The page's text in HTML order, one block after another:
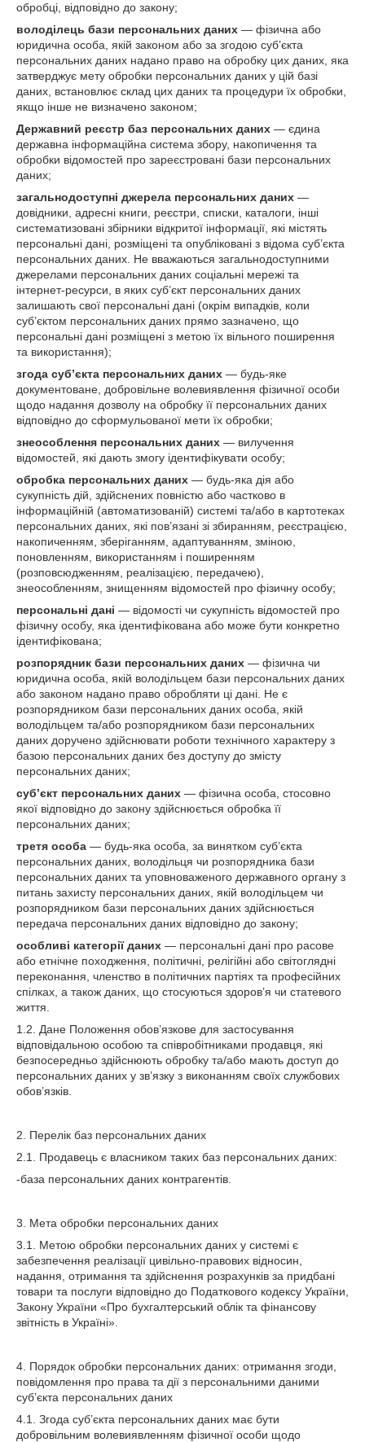
обробці, відповідно до закону;
володілець бази персональних даних — фізична або
юридична особа, якій законом або за згодою суб’єкта
персональних даних надано право на обробку цих даних, яка
затверджує мету обробки персональних даних у цій базі
даних, встановлює склад цих даних та процедури їх обробки,
якщо інше не визначено законом;
Державний реєстр баз персональних даних — єдина
державна інформаційна система збору, накопичення та
обробки відомостей про зареєстровані бази персональних
даних;
загальнодоступні джерела персональних даних —
довідники, адресні книги, реєстри, списки, каталоги, інші
систематизовані збірники відкритої інформації, які містять
персональні дані, розміщені та опубліковані з відома суб’єкта
персональних даних. Не вважаються загальнодоступними
джерелами персональних даних соціальні мережі та
інтернет-ресурси, в яких суб’єкт персональних даних
залишають свої персональні дані (окрім випадків, коли
суб’єктом персональних даних прямо зазначено, що
персональні дані розміщені з метою їх вільного поширення
та використання);
згода суб’єкта персональних даних — будь-яке
документоване, добровільне волевиявлення фізичної особи
щодо надання дозволу на обробку її персональних даних
відповідно до сформульованої мети їх обробки;
знеособлення персональних даних — вилучення
відомостей, які дають змогу ідентифікувати особу;
обробка персональних даних — будь-яка дія або
сукупність дій, здійснених повністю або частково в
інформаційній (автоматизованій) системі та/або в картотеках
персональних даних, які пов’язані зі збиранням, реєстрацією,
накопиченням, зберіганням, адаптуванням, зміною,
поновленням, використанням і поширенням
(розповсюдженням, реалізацією, передачею),
знеособленням, знищенням відомостей про фізичну особу;
персональні дані — відомості чи сукупність відомостей про
фізичну особу, яка ідентифікована або може бути конкретно
ідентифікована;
розпорядник бази персональних даних — фізична чи
юридична особа, якій володільцем бази персональних даних
або законом надано право обробляти ці дані. Не є
розпорядником бази персональних даних особа, якій
володільцем та/або розпорядником бази персональних
даних доручено здійснювати роботи технічного характеру з
базою персональних даних без доступу до змісту
персональних даних;
суб’єкт персональних даних — фізична особа, стосовно
якої відповідно до закону здійснюється обробка її
персональних даних;
третя особа — будь-яка особа, за винятком суб’єкта
персональних даних, володільця чи розпорядника бази
персональних даних та уповноваженого державного органу з
питань захисту персональних даних, якій володільцем чи
розпорядником бази персональних даних здійснюється
передача персональних даних відповідно до закону;
особливі категорії даних — персональні дані про расове
або етнічне походження, політичні, релігійні або світоглядні
переконання, членство в політичних партіях та професійних
спілках, а також даних, що стосуються здоров’я чи статевого
життя.
1.2. Дане Положення обов’язкове для застосування
відповідальною особою та співробітниками продавця, які
безпосередньо здійснюють обробку та/або мають доступ до
персональних даних у зв’язку з виконанням своїх службових
обов’язків.
2. Перелік баз персональних даних
2.1. Продавець є власником таких баз персональних даних:
-база персональних даних контрагентів.
3. Мета обробки персональних даних
3.1. Метою обробки персональних даних у системі є
забезпечення реалізації цивільно-правових відносин,
надання, отримання та здійснення розрахунків за придбані
товари та послуги відповідно до Податкового кодексу України,
Закону України «Про бухгалтерський облік та фінансову
звітність в Україні».
4. Порядок обробки персональних даних: отримання згоди,
повідомлення про права та дії з персональними даними
суб’єкта персональних даних
4.1. Згода суб’єкта персональних даних має бути
добровільним волевиявленням фізичної особи щодо